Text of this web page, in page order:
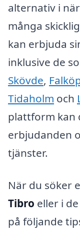
alternativ i
många
kan erbjuda
inklusive de
Skövde,
Tidaholm och
plattform kan
erbjudanden
tjänster.
När du söker
Tibro eller i
på följande